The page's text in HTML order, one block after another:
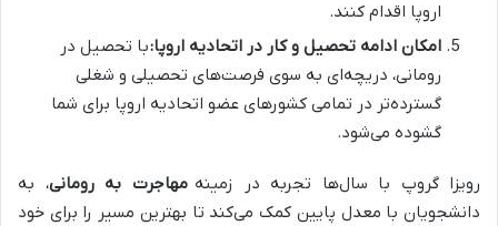
اروپا اقدام کنند.
امکان ادامه تحصیل و کار در اتحادیه اروپا:با تحصیل در
رومانی، دریچه‌ای به سوی فرصت‌های تحصیلی و شغلی
گسترده‌تر در تمامی کشورهای عضو اتحادیه اروپا برای شما
گشوده می‌شود.
رویزا گروپ با سال‌ها تجربه در زمینه مهاجرت به رومانی، به
دانشجویان با معدل پایین کمک می‌کند تا بهترین مسیر را برای خود